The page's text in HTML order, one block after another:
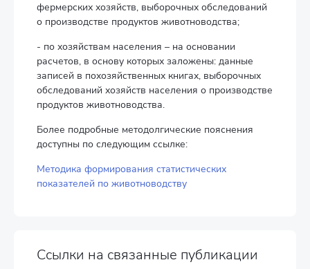
фермерских хозяйств, выборочных обследований
о производстве продуктов животноводства;
- по хозяйствам населения – на основании
расчетов, в основу которых заложены: данные
записей в похозяйственных книгах, выборочных
обследований хозяйств населения о производстве
продуктов животноводства.
Более подробные методолгические пояснения
доступны по следующим ссылке:
Методика формирования статистических
показателей по животноводству
Ссылки на связанные публикации